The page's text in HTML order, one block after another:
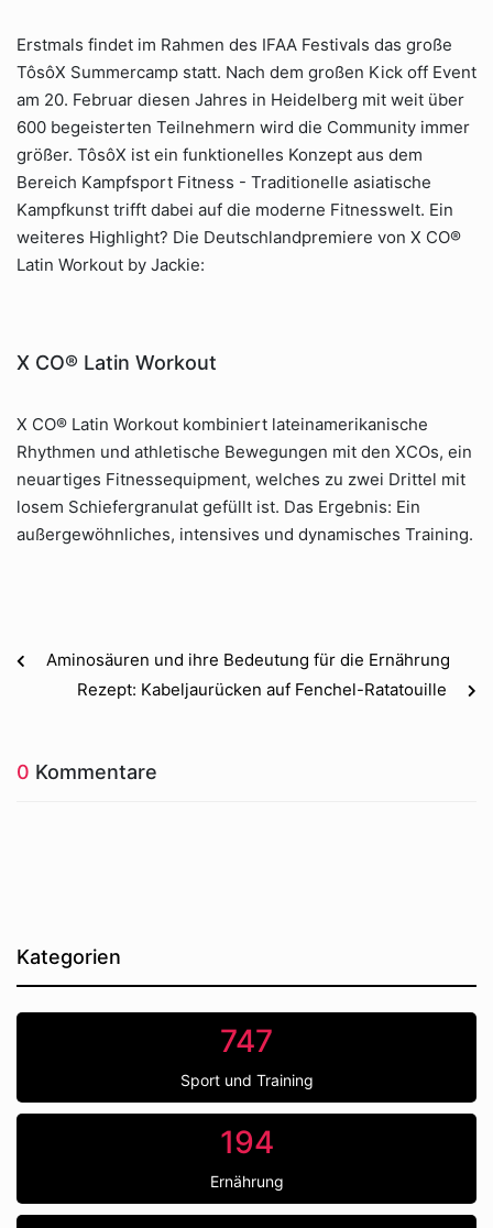
Erstmals findet im Rahmen des IFAA Festivals das große
TôsôX Summercamp statt. Nach dem großen Kick off Event
am 20. Februar diesen Jahres in Heidelberg mit weit über
600 begeisterten Teilnehmern wird die Community immer
größer. TôsôX ist ein funktionelles Konzept aus dem
Bereich Kampfsport Fitness - Traditionelle asiatische
Kampfkunst trifft dabei auf die moderne Fitnesswelt. Ein
weiteres Highlight? Die Deutschlandpremiere von X CO®
Latin Workout by Jackie:
X CO® Latin Workout
X CO® Latin Workout kombiniert lateinamerikanische
Rhythmen und athletische Bewegungen mit den XCOs, ein
neuartiges Fitnessequipment, welches zu zwei Drittel mit
losem Schiefergranulat gefüllt ist. Das Ergebnis: Ein
außergewöhnliches, intensives und dynamisches Training.
Aminosäuren und ihre Bedeutung für die Ernährung
Rezept: Kabeljaurücken auf Fenchel-Ratatouille
0 Kommentare
Kategorien
747
Sport und Training
194
Ernährung